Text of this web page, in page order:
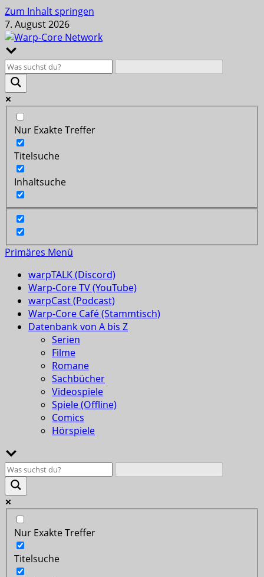
Zum Inhalt springen
7. August 2026
Nur Exakte Treffer
Titelsuche
Inhaltsuche
Primäres Menü
warpTALK (Discord)
Warp-Core TV (YouTube)
warpCast (Podcast)
Warp-Core Café (Stammtisch)
Datenbank von A bis Z
Serien
Filme
Romane
Sachbücher
Videospiele
Spiele (Offline)
Comics
Hörspiele
Nur Exakte Treffer
Titelsuche